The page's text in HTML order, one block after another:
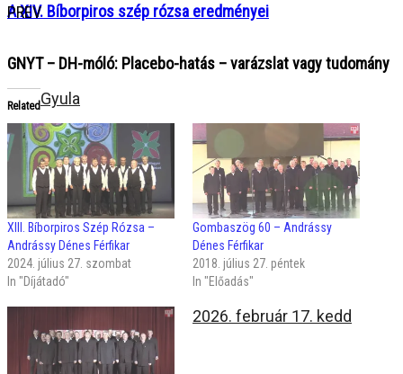
A XIV. Bíborpiros szép rózsa eredményei
Related
XIII. Bíborpiros Szép Rózsa –
Andrássy Dénes Férfikar
2024. július 27. szombat
In "Díjátadó"
Gombaszög 60 – Andrássy
Dénes Férfikar
2018. július 27. péntek
In "Előadás"
PREV
GNYT – DH-móló: Placebo-hatás – varázslat vagy tudomány
Gyula
2026. február 17. kedd